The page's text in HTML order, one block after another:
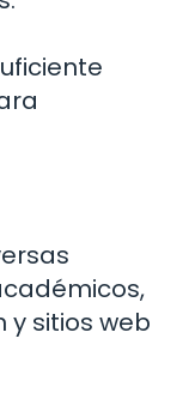
y sitios web